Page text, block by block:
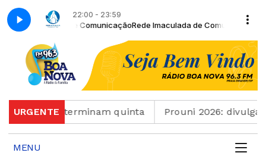
22:00 - 23:59
Imaculada de ComunicaçãoRede Imaculada de Comunicação -
URGENTE
português terminam quinta Prouni 2026:
MENU